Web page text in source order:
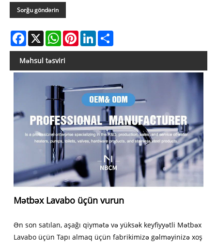
Sorğu göndərin
Facebook
X WhatsAppPinterestLinkedIn
Məhsul təsviri
Mətbəx Lavabo üçün vurun
Ən son satılan, aşağı qiymətə və yüksək keyfiyyətli Mətbəx
Lavabo üçün Tapı almaq üçün fabrikimizə gəlməyinizə xoş